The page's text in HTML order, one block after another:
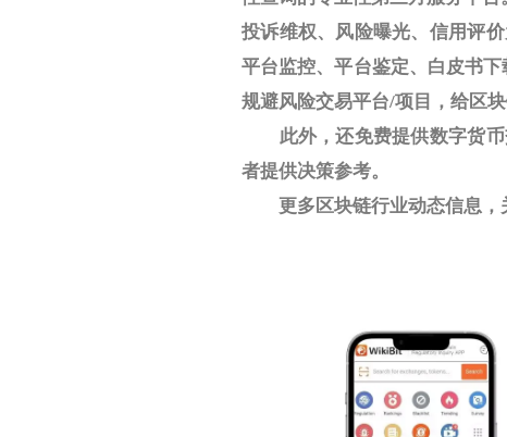
投诉维权、风险曝光、信用评
平台监控、平台鉴定、白皮书
规避风险交易平台/项目，给区
此外，还免费提供数字货
者提供决策参考。
更多区块链行业动态信息，